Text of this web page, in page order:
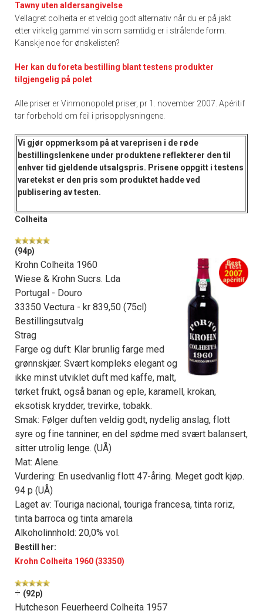
Tawny uten aldersangivelse
Vellagret colheita er et veldig godt alternativ når du er på jakt
etter virkelig gammel vin som samtidig er i strålende form.
Kanskje noe for ønskelisten?
Her kan du foreta bestilling blant testens produkter
tilgjengelig på polet
Alle priser er Vinmonopolet priser, pr 1. november 2007. Apéritif
tar forbehold om feil i prisopplysningene.
Vi gjør oppmerksom på at vareprisen i de røde
bestillingslenkene under produktene reflekterer den til
enhver tid gjeldende utsalgspris. Prisene oppgitt i testens
varetekst er den pris som produktet hadde ved
publisering av testen.
Colheita
(94p)
Krohn Colheita 1960
Wiese & Krohn Sucrs. Lda
Portugal - Douro
33350 Vectura - kr 839,50 (75cl)
Bestillingsutvalg
Strag
Farge og duft: Klar brunlig farge med
grønnskjær. Svært kompleks elegant og
ikke minst utviklet duft med kaffe, malt,
tørket frukt, også banan og eple, karamell, krokan,
eksotisk krydder, trevirke, tobakk.
Smak: Følger duften veldig godt, nydelig anslag, flott
syre og fine tanniner, en del sødme med svært balansert,
sitter utrolig lenge. (UÅ)
Mat: Alene.
Vurdering: En usedvanlig flott 47-åring. Meget godt kjøp.
94 p (UÅ)
Laget av: Touriga nacional, touriga francesa, tinta roriz,
tinta barroca og tinta amarela
Alkoholinnhold: 20,0% vol.
Bestill her:
Krohn Colheita 1960 (33350)
÷ (92p)
Hutcheson Feuerheerd Colheita 1957